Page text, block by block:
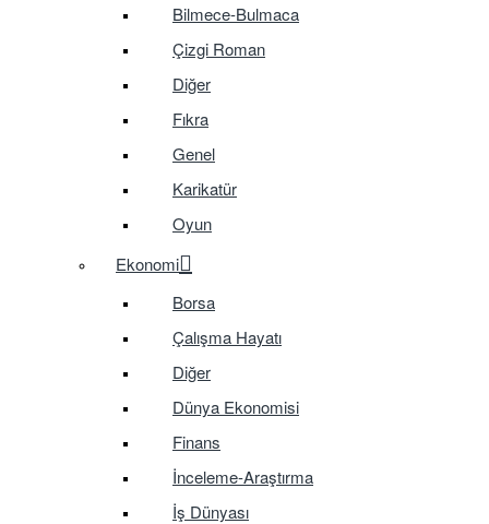
Bilmece-Bulmaca
Çizgi Roman
Diğer
Fıkra
Genel
Karikatür
Oyun
Ekonomi
Borsa
Çalışma Hayatı
Diğer
Dünya Ekonomisi
Finans
İnceleme-Araştırma
İş Dünyası